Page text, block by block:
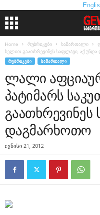
Home რუბრიკები სამართალი
ხელით გაათხრევინეს საფლავი, აქ
ᲠᲣᲑᲠᲘᲙᲔᲑᲘ ᲡᲐᲛᲐᲠᲗᲐᲚᲘ
ლალი
პატიმარს
დაგმარხოთო
ივნისი 21, 2012